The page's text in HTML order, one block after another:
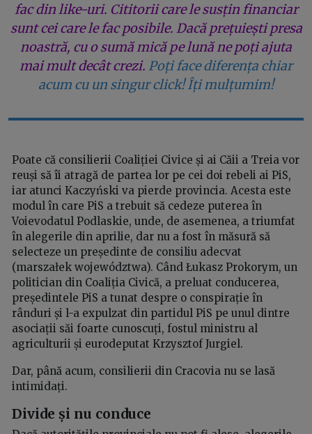
fac din like-uri. Cititorii care le susțin financiar
sunt cei care le fac posibile. Dacă prețuiești presa
noastră, cu o sumă mică pe lună ne poți ajuta
mai mult decât crezi. Poți face diferența chiar
acum cu un singur click! Îți mulțumim!
Poate că consilierii Coaliției Civice și ai Căii a Treia vor
reuși să îi atragă de partea lor pe cei doi rebeli ai PiS,
iar atunci Kaczyński va pierde provincia. Acesta este
modul în care PiS a trebuit să cedeze puterea în
Voievodatul Podlaskie, unde, de asemenea, a triumfat
în alegerile din aprilie, dar nu a fost în măsură să
selecteze un președinte de consiliu adecvat
(marszałek województwa). Când Łukasz Prokorym, un
politician din Coaliția Civică, a preluat conducerea,
președintele PiS a tunat despre o conspirație în
rânduri și l-a expulzat din partidul PiS pe unul dintre
asociații săi foarte cunoscuți, fostul ministru al
agriculturii și eurodeputat Krzysztof Jurgiel.
Dar, până acum, consilierii din Cracovia nu se lasă
intimidați.
Divide și nu conduce